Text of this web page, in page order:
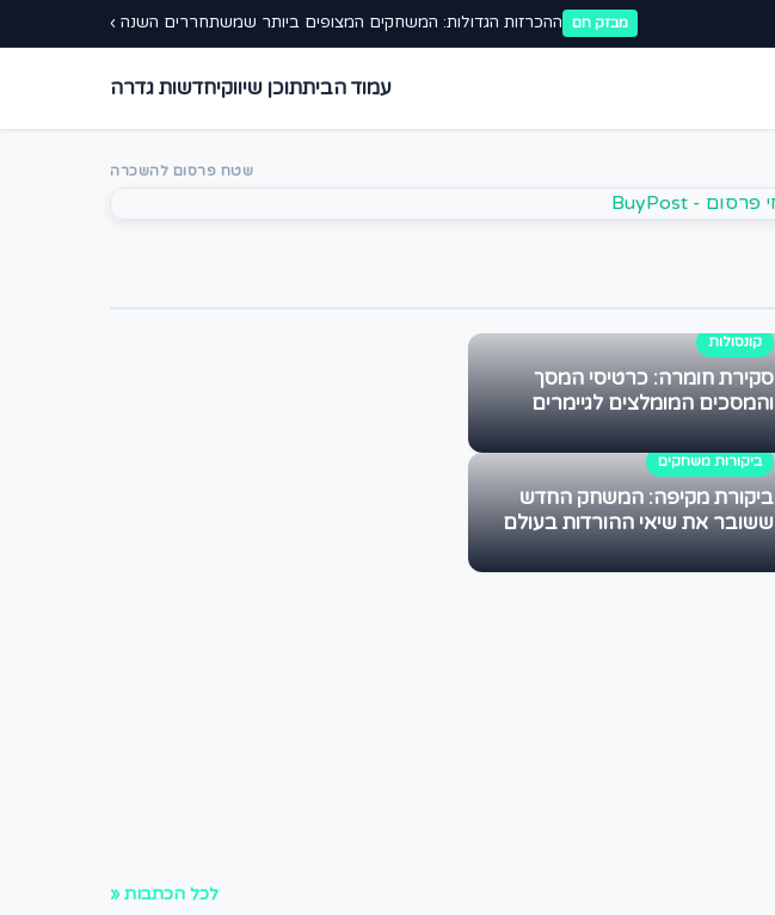
מבזק חם ההכרזות הגדולות: המשחקים המצופים ביותר שמשתחררים השנה ›
עמוד הביתתוכן שיווקיחדשות גדרה
שטח פרסום להשכרה
קונסולות
סקירת חומרה: כרטיסי המסך
והמסכים המומלצים לגיימרים
ביקורות משחקים
ביקורת מקיפה: המשחק החדש
ששובר את שיאי ההורדות בעולם
לכל הכתבות «